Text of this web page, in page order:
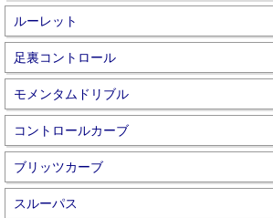
ルーレット
足裏コントロール
モメンタムドリブル
コントロールカーブ
ブリッツカーブ
スルーパス